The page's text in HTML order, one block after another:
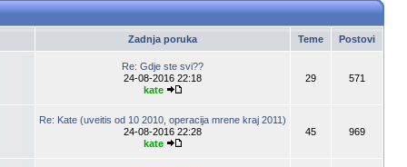
Zadnja poruka Teme Postovi
Re: Gdje ste svi??
24-08-2016 22:18
kate
29 571
Re: Kate (uveitis od 10 2010, operacija mrene kraj 2011)
24-08-2016 22:28
kate
45 969